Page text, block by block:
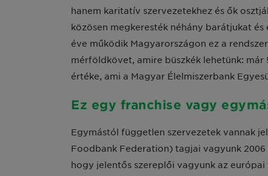
hanem karitatív szervezetekhez és ők
közösen megkeresték néhány barátjukat
éve működik Magyarországon ez a
mérföldkövet, amire büszkék lehetünk:
értéke, ami a Magyar Élelmiszerbank
Ez egy franchise vagy
Egymástól független szervezetek vannak
Foodbank Federation) tagjai vagyunk
hogy jelentős szereplői vagyunk az